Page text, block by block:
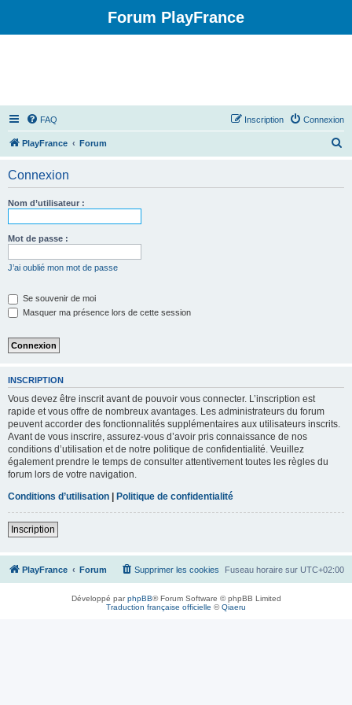
Forum PlayFrance
FAQ Connexion
Inscription
PlayFrance Forum
Connexion
Nom d’utilisateur :
Mot de passe :
J’ai oublié mon mot de passe
Se souvenir de moi
Masquer ma présence lors de cette session
INSCRIPTION
Vous devez être inscrit avant de pouvoir vous connecter. L’inscription est
rapide et vous offre de nombreux avantages. Les administrateurs du forum
peuvent accorder des fonctionnalités supplémentaires aux utilisateurs inscrits.
Avant de vous inscrire, assurez-vous d’avoir pris connaissance de nos
conditions d’utilisation et de notre politique de confidentialité. Veuillez
également prendre le temps de consulter attentivement toutes les règles du
forum lors de votre navigation.
Conditions d’utilisation | Politique de confidentialité
Inscription
PlayFrance Forum Fuseau horaire sur UTC+02:00
Supprimer les cookies
Développé parphpBB® Forum Software © phpBB Limited
Traduction française officielle ©Qiaeru